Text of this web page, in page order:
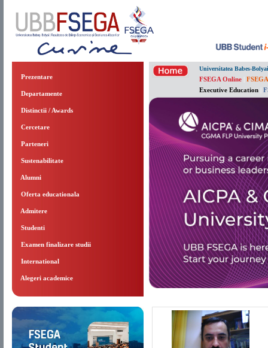
Prezentare
Departamente
Distinctii / Awards
Cercetare
Parteneri
Sustenabilitate
Alumni
Oferta educationala
Admitere
Studenti
Examen finalizare studii
International
Alegeri academice
Universitatea Babes-Bolyai
FSEGA Online
Executive Education